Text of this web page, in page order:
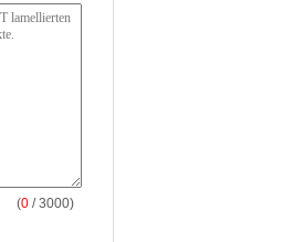
(0 / 3000)